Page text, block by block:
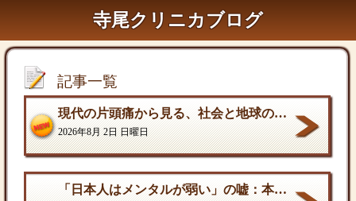
寺尾クリニカブログ
記事一覧
現代の片頭痛から見る、社会と地球の構造的課題
2026年8月 2日 日曜日
「日本人はメンタルが弱い」の嘘：本当の弱さと、自分を守る「成熟した強さ